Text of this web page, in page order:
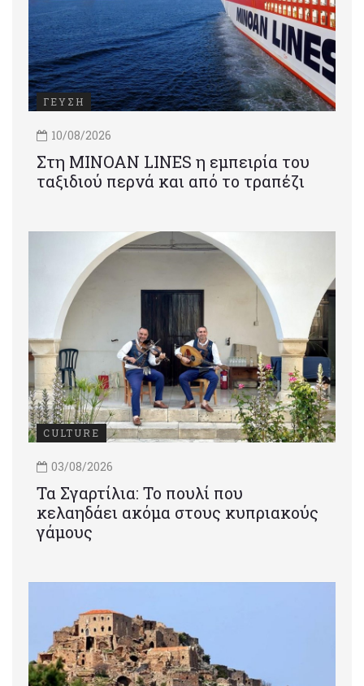
ΓΕΥΣΗ
10/08/2026
Στη MINOAN LINES η εμπειρία του
ταξιδιού περνά και από το τραπέζι
CULTURE
03/08/2026
Τα Σγαρτίλια: Το πουλί που
κελαηδάει ακόμα στους κυπριακούς
γάμους